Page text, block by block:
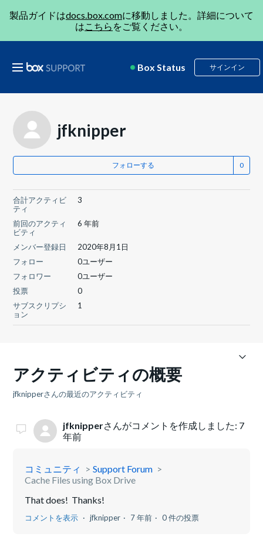
製品ガイドはdocs.box.comに移動しました。詳細について
はこちら をご覧ください。
Box Status サインイン
jfknipper
フォローする
合計アクティビ
ティ
3
前回のアクティ
ビティ
6 年前
メンバー登録日
2020年8月1日
フォロー
0ユーザー
フォロワー
0ユーザー
投票
0
サブスクリプシ
ョン
1
アクティビティの概要
jfknipperさんの最近のアクティビティ
jfknipperさんがコメントを作成しました: 7
年前
コミュニティ
Support Forum
Cache Files using Box Drive
That does! Thanks!
コメントを表示 jfknipper 7 年前 0 件の投票